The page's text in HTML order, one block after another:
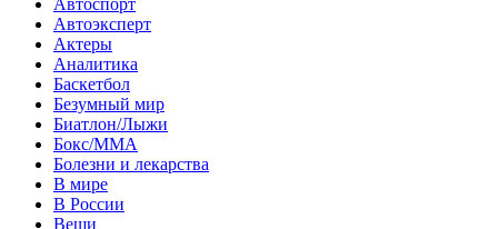
Автоэксперт
Актеры
Аналитика
Баскетбол
Безумный мир
Биатлон/Лыжи
Бокс/MMA
Болезни и лекарства
В мире
В России
Вещи